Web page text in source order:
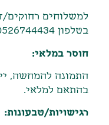
למשלוחים
בטלפון 0526744434
חוסר במלאי:
התמונה להמחשה,
בהתאם למלאי.
רגישויות/טבעונות: